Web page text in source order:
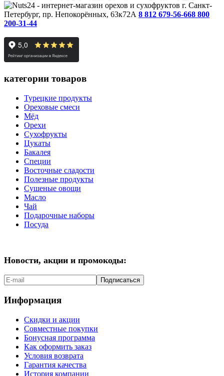
г. Санкт-
Петербург, пр. Непокорённых, 63к72А 8 812 679-56-668 800
200-31-44
категории товаров
Турецкие продукты
Ореховые смеси
Мёд
Орехи
Сухофрукты
Цукаты
Бакалея
Специи
Восточные сладости
Полезные продукты
Сушеные овощи
Масло
Чай
Подарочные наборы
Посуда
Новости, акции и промокоды:
Подписаться
Информация
Скидки и акции
Совместные покупки
Бонусная программа
Как оформить заказ
Условия возврата
Гарантия качества
История компании